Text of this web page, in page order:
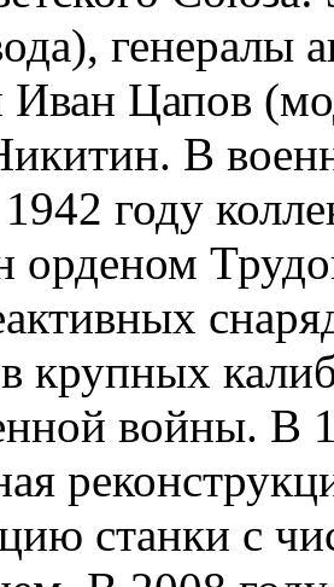
генералы
Иван Цапов
В
году
орденом
крупных
войны. В
станки с